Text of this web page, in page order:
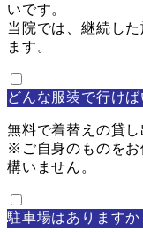
いです。
当院では、継続し
ます。
どんな服装で行けば
無料で着替えの貸し
※ご自身のものをお
構いません。
駐車場はありますか